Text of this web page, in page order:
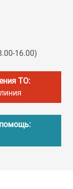
16.00)
ТО: